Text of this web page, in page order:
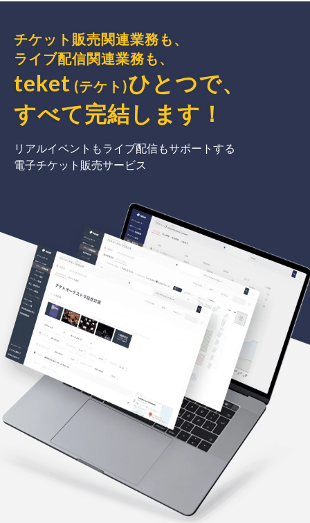
チケット販売関連業務も、
ライブ配信関連業務も、
teket (テケト)ひとつで、
すべて完結 します ！
リアルイベントもライブ配信もサポートする
電子チケット販売サービス